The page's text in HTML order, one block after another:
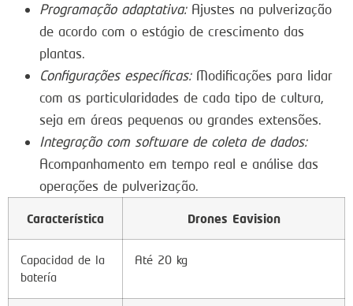
Programação adaptativa:Ajustes na pulverização
de acordo com o estágio de crescimento das
plantas.
Configurações específicas:Modificações para lidar
com as particularidades de cada tipo de cultura,
seja em áreas pequenas ou grandes extensões.
Integração com software de coleta de dados:
Acompanhamento em tempo real e análise das
operações de pulverização.
Característica Drones Eavision
Capacidad de la
batería
Até 20 kg